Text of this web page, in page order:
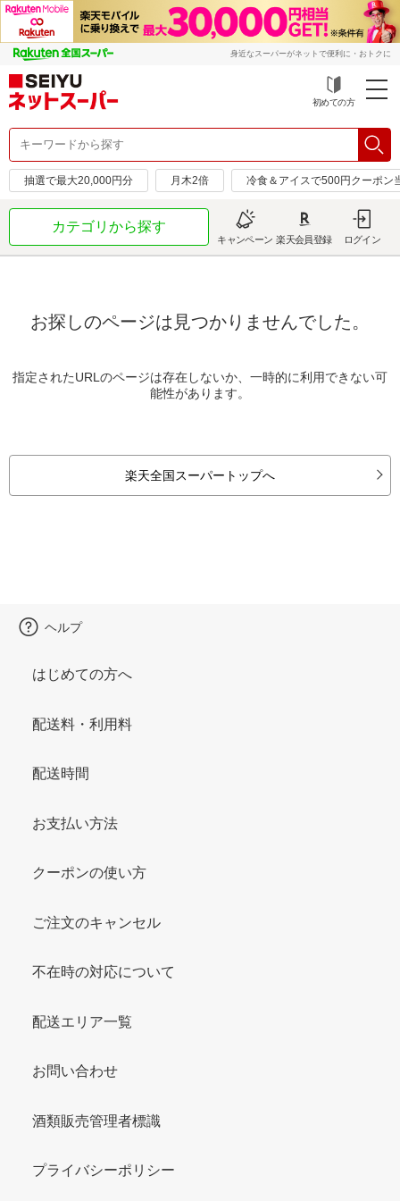
身近なスーパーがネットで便利に・おトクに
初めての方
抽選で最大20,000円分 月木2倍 冷食＆アイスで500円クーポン
カテゴリから探す
キャンペーン 楽天会員登録 ログイン
お探しのページは見つかりませんでした。
指定されたURLのページは存在しないか、一時的に利用できない可
能性があります。
楽天全国スーパートップへ
ヘルプ
はじめての方へ
配送料・利用料
配送時間
お支払い方法
クーポンの使い方
ご注文のキャンセル
不在時の対応について
配送エリア一覧
お問い合わせ
酒類販売管理者標識
プライバシーポリシー